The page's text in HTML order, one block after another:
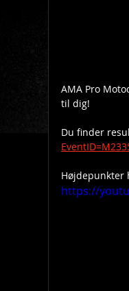
AMA Pro
til dig!
Du finder
Højdepunkter
https://